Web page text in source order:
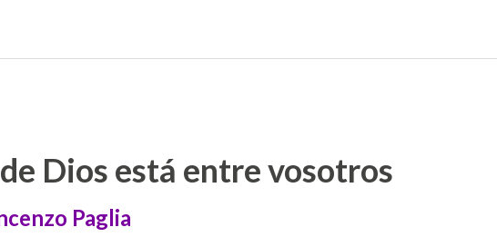
Dios está entre vosotros
Paglia